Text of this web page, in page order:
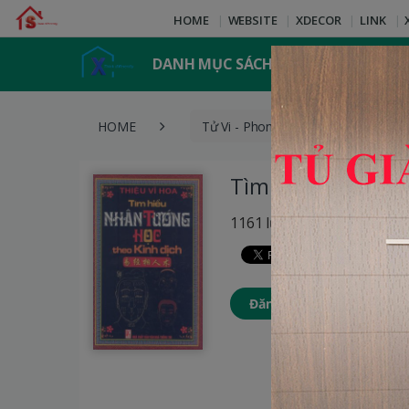
HOME WEBSITE XDECOR LINK
DANH MỤC SÁCH
HOME Tử Vi - Phong Thủy
Tìm Hiểu Nhân
1161 lượt xem
Đăng nhập để thêm Sách